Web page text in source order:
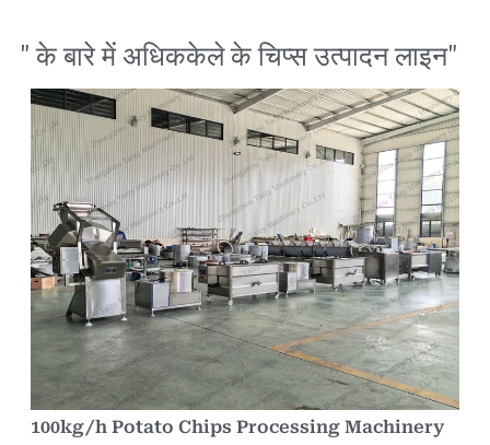
" के बारे में अधिककेले के चिप्स उत्पादन लाइन"
100kg/h Potato Chips Processing Machinery